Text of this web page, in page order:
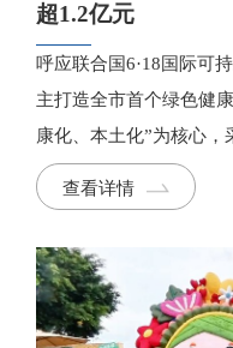
超1.2亿元
呼应联合国6·18国际可
主打造全市首个绿色健
康化、本土化”为核心，
主题活动，活动期间带
1.2亿元，全媒体传播总
查看详情